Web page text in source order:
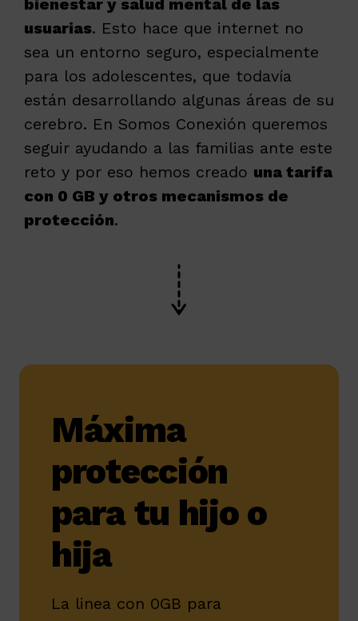
bienestar y salud mental de las
usuarias. Esto hace que internet no
sea un entorno seguro, especialmente
para los adolescentes, que todavía
están desarrollando algunas áreas de su
cerebro. En Somos Conexión queremos
seguir ayudando a las familias ante este
reto y por eso hemos creado una tarifa
con 0 GB y otros mecanismos de
protección.
Máxima
protección
para tu hijo o
hija
La linea con 0GB para